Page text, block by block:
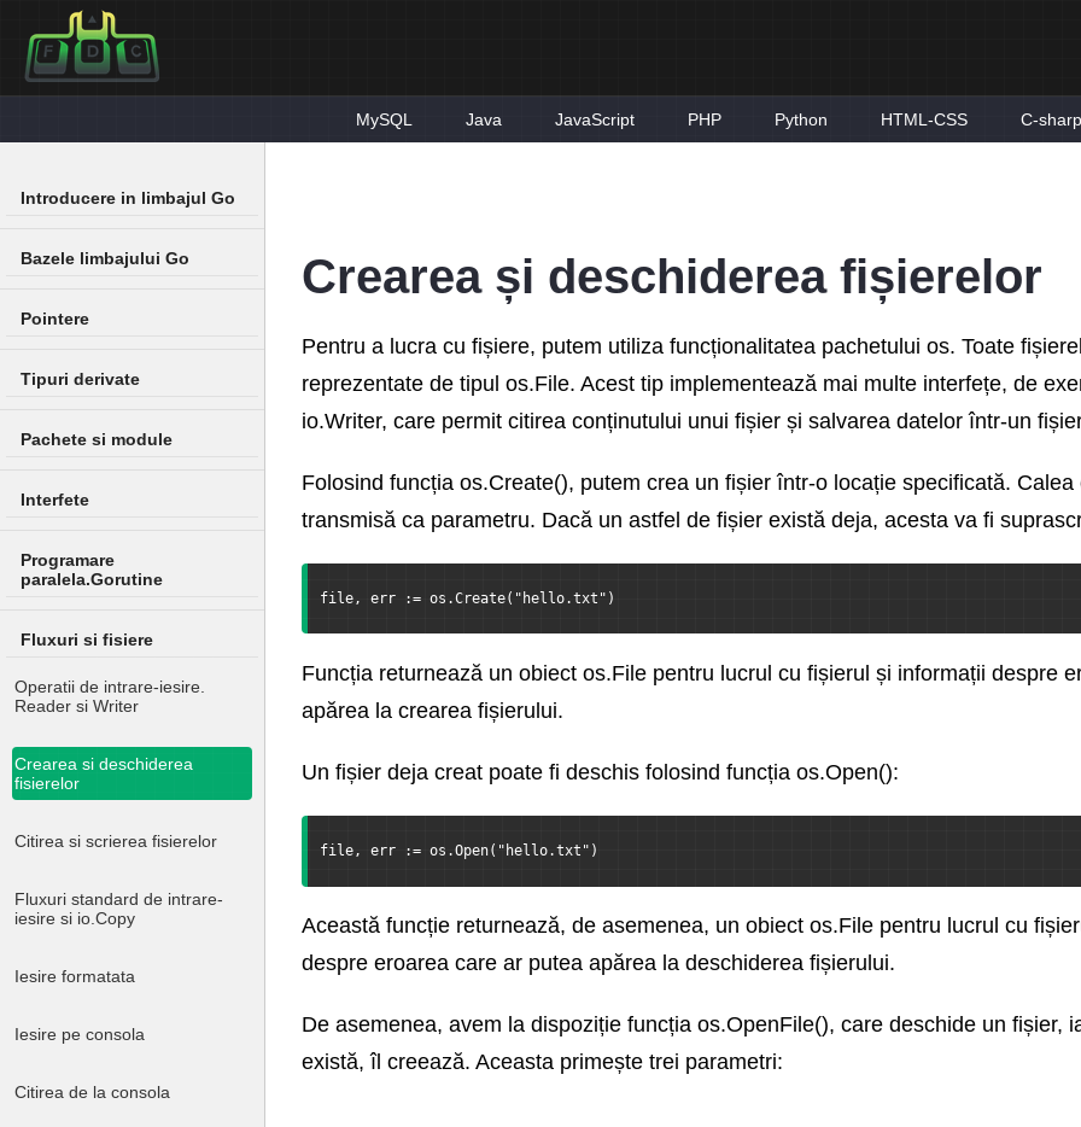
MySQL Java JavaScript PHP Python HTML-CSS C-sharp
Introducere in limbajul Go
Bazele limbajului Go
Pointere
Tipuri derivate
Pachete si module
Interfete
Programare
paralela.Gorutine
Fluxuri si fisiere
Operatii de intrare-iesire.
Reader si Writer
Crearea si deschiderea
fisierelor
Citirea si scrierea fisierelor
Fluxuri standard de intrare-
iesire si io.Copy
Iesire formatata
Iesire pe consola
Citirea de la consola
Crearea și deschiderea fișierelor
Pentru a lucra cu fișiere, putem utiliza funcționalitatea pachetului os. Toate
reprezentate de tipul os.File. Acest tip implementează mai multe interfețe, de
io.Writer, care permit citirea conținutului unui fișier și salvarea datelor într-un
Folosind funcția os.Create(), putem crea un fișier într-o locație specificată.
transmisă ca parametru. Dacă un astfel de fișier există deja, acesta va fi
file, err := os.Create("hello.txt")
Funcția returnează un obiect os.File pentru lucrul cu fișierul și informații despre
apărea la crearea fișierului.
Un fișier deja creat poate fi deschis folosind funcția os.Open():
file, err := os.Open("hello.txt")
Această funcție returnează, de asemenea, un obiect os.File pentru lucrul cu
despre eroarea care ar putea apărea la deschiderea fișierului.
De asemenea, avem la dispoziție funcția os.OpenFile(), care deschide un fișier,
există, îl creează. Aceasta primește trei parametri: